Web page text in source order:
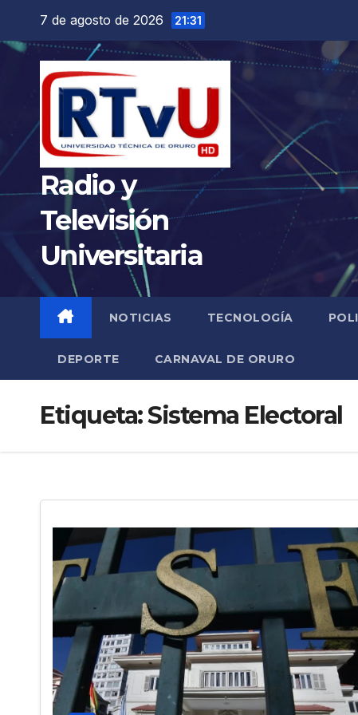
contenido
7 de agosto de 2026 21:31
Radio y
Televisión
Universitaria
NOTICIAS TECNOLOGÍA
DEPORTE CARNAVAL DE ORURO
Etiqueta:Sistema Electoral